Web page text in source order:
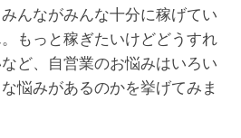
んながみんな十分に稼げてい
もっと稼ぎたいけどどうすれ
ど、自営業のお悩みはいろい
悩みがあるのかを挙げてみま